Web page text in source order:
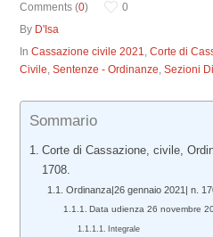
Comments (0)
0
By D'Isa
InCassazione civile 2021,Corte di
Civile,Sentenze - Ordinanze,Sezioni
Sommario
Corte di Cassazione, civile,
1708.
Ordinanza|26 gennaio 2021| n.
Data udienza 26 novembre
Integrale